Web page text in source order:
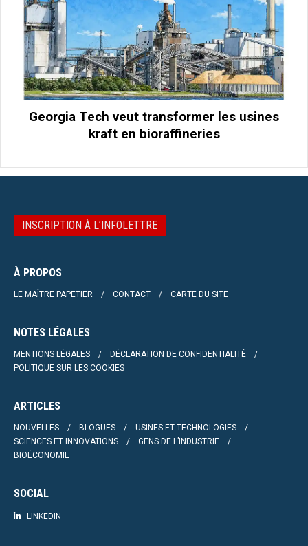
Georgia Tech veut transformer les usines
kraft en bioraffineries
INSCRIPTION À L’INFOLETTRE
À PROPOS
LE MAÎTRE PAPETIER CONTACT CARTE DU SITE
NOTES LÉGALES
MENTIONS LÉGALES
DÉCLARATION DE CONFIDENTIALITÉ
POLITIQUE SUR LES COOKIES
ARTICLES
NOUVELLES BLOGUES
USINES ET TECHNOLOGIES
SCIENCES ET INNOVATIONS
GENS DE L’INDUSTRIE
BIOÉCONOMIE
SOCIAL
LINKEDIN